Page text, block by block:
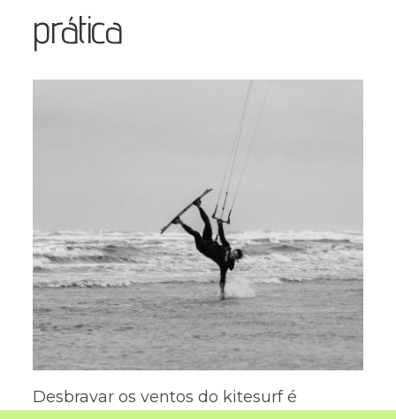
prática
Desbravar os ventos do kitesurf é